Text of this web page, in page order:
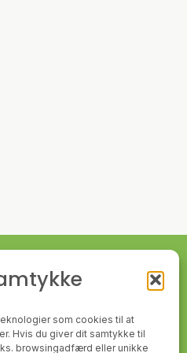
som cookies til at
Hvis du giver dit samtykke til
browsingadfærd eller unikke
Følg med
instagramfacebook